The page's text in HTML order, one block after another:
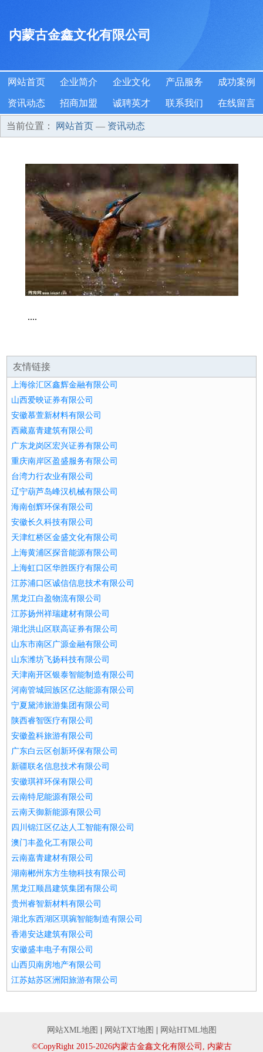
内蒙古金鑫文化有限公司
网站首页 企业简介 企业文化 产品服务 成功案例
资讯动态 招商加盟 诚聘英才 联系我们 在线留言
当前位置： 网站首页 — 资讯动态
....
友情链接
上海徐汇区鑫辉金融有限公司
山西爱映证券有限公司
安徽慕萱新材料有限公司
西藏嘉青建筑有限公司
广东龙岗区宏兴证券有限公司
重庆南岸区盈盛服务有限公司
台湾力行农业有限公司
辽宁葫芦岛峰汉机械有限公司
海南创辉环保有限公司
安徽长久科技有限公司
天津红桥区金盛文化有限公司
上海黄浦区探音能源有限公司
上海虹口区华胜医疗有限公司
江苏浦口区诚信信息技术有限公司
黑龙江白盈物流有限公司
江苏扬州祥瑞建材有限公司
湖北洪山区联高证券有限公司
山东市南区广源金融有限公司
山东潍坊飞扬科技有限公司
天津南开区银泰智能制造有限公司
河南管城回族区亿达能源有限公司
宁夏黛沛旅游集团有限公司
陕西睿智医疗有限公司
安徽盈科旅游有限公司
广东白云区创新环保有限公司
新疆联名信息技术有限公司
安徽琪祥环保有限公司
云南特尼能源有限公司
云南天御新能源有限公司
四川锦江区亿达人工智能有限公司
澳门丰盈化工有限公司
云南嘉青建材有限公司
湖南郴州东方生物科技有限公司
黑龙江顺昌建筑集团有限公司
贵州睿智新材料有限公司
湖北东西湖区琪琬智能制造有限公司
香港安达建筑有限公司
安徽盛丰电子有限公司
山西贝南房地产有限公司
江苏姑苏区洲阳旅游有限公司
网站XML地图 网站TXT地图
网站HTML地图
©CopyRight 2015-2026内蒙古金鑫文化有限公司, 内蒙古